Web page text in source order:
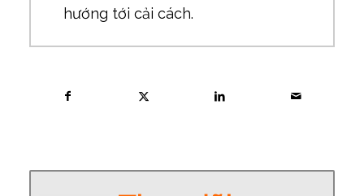
hướng tới cải cách.